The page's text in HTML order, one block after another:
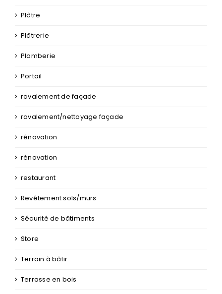
Plâtre
Plâtrerie
Plomberie
Portail
ravalement de façade
ravalement/nettoyage façade
rénovation
rénovation
restaurant
Revêtement sols/murs
Sécurité de bâtiments
Store
Terrain à bâtir
Terrasse en bois